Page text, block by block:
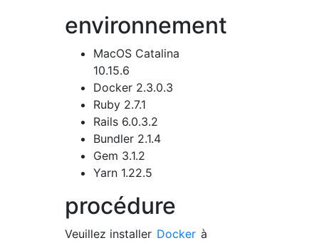
environnement
MacOS Catalina
10.15.6
Docker 2.3.0.3
Ruby 2.7.1
Rails 6.0.3.2
Bundler 2.1.4
Gem 3.1.2
Yarn 1.22.5
procédure
Veuillez installer Docker à